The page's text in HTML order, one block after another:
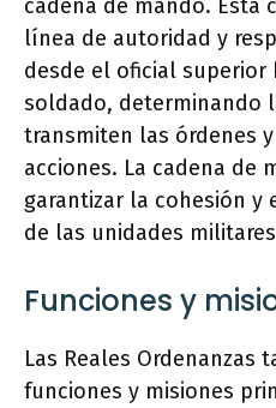
cadena de mando. Esta
línea de autoridad y
desde el oficial
soldado, determinando
transmiten las órdenes
acciones. La cadena de
garantizar la cohesión
de las unidades
Funciones y
Las Reales Ordenanzas
funciones y misiones